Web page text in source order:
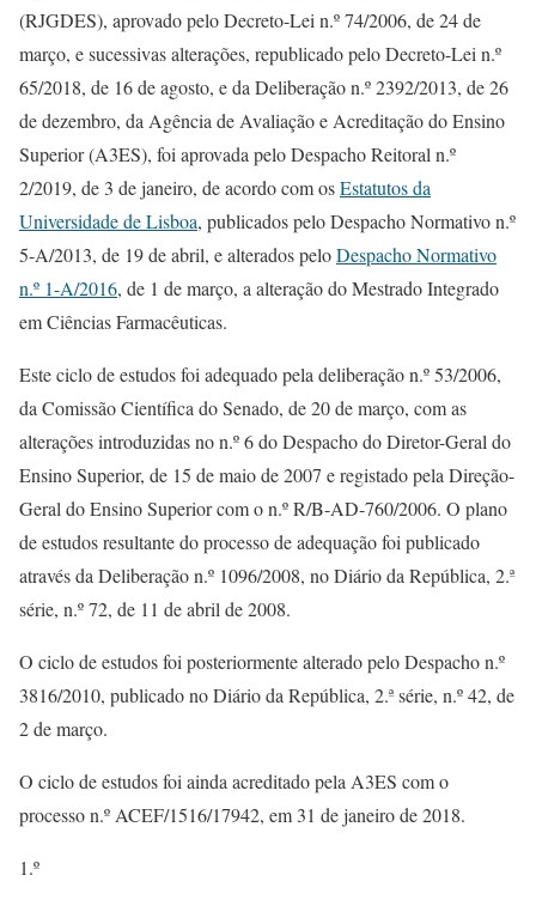
(RJGDES), aprovado pelo Decreto-Lei n.º 74/2006, de 24 de
março, e sucessivas alterações, republicado pelo Decreto-Lei n.º
65/2018, de 16 de agosto, e da Deliberação n.º 2392/2013, de 26
de dezembro, da Agência de Avaliação e Acreditação do Ensino
Superior (A3ES), foi aprovada pelo Despacho Reitoral n.º
2/2019, de 3 de janeiro, de acordo com osEstatutos da
Universidade de Lisboa, publicados pelo Despacho Normativo n.º
5-A/2013, de 19 de abril, e alterados peloDespacho Normativo
n.º 1-A/2016, de 1 de março, a alteração do Mestrado Integrado
em Ciências Farmacêuticas.
Este ciclo de estudos foi adequado pela deliberação n.º 53/2006,
da Comissão Científica do Senado, de 20 de março, com as
alterações introduzidas no n.º 6 do Despacho do Diretor-Geral do
Ensino Superior, de 15 de maio de 2007 e registado pela Direção-
Geral do Ensino Superior com o n.º R/B-AD-760/2006. O plano
de estudos resultante do processo de adequação foi publicado
através da Deliberação n.º 1096/2008, no Diário da República, 2.ª
série, n.º 72, de 11 de abril de 2008.
O ciclo de estudos foi posteriormente alterado pelo Despacho n.º
3816/2010, publicado no Diário da República, 2.ª série, n.º 42, de
2 de março.
O ciclo de estudos foi ainda acreditado pela A3ES com o
processo n.º ACEF/1516/17942, em 31 de janeiro de 2018.
1.º